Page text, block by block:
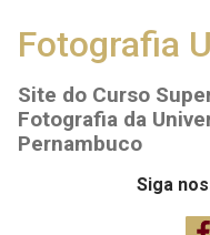
Fotografia
Site do Curso
Fotografia da
Pernambuco
Siga